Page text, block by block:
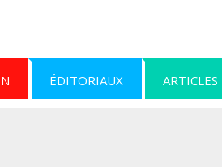
ÉDITORIAUX ARTICLES